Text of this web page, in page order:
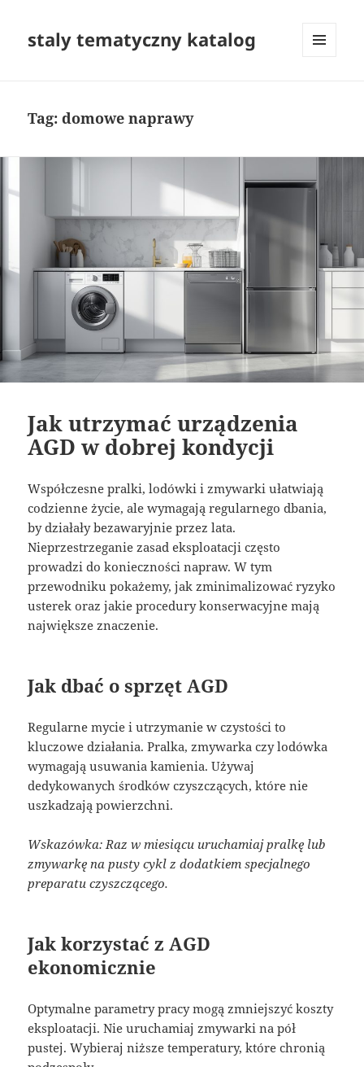
staly tematyczny katalog
Tag:domowe naprawy
Jak utrzymać urządzenia
AGD w dobrej kondycji
Współczesne pralki, lodówki i zmywarki ułatwiają
codzienne życie, ale wymagają regularnego dbania,
by działały bezawaryjnie przez lata.
Nieprzestrzeganie zasad eksploatacji często
prowadzi do konieczności napraw. W tym
przewodniku pokażemy, jak zminimalizować ryzyko
usterek oraz jakie procedury konserwacyjne mają
największe znaczenie.
Jak dbać o sprzęt AGD
Regularne mycie i utrzymanie w czystości to
kluczowe działania. Pralka, zmywarka czy lodówka
wymagają usuwania kamienia. Używaj
dedykowanych środków czyszczących, które nie
uszkadzają powierzchni.
Wskazówka: Raz w miesiącu uruchamiaj pralkę lub
zmywarkę na pusty cykl z dodatkiem specjalnego
preparatu czyszczącego.
Jak korzystać z AGD
ekonomicznie
Optymalne parametry pracy mogą zmniejszyć koszty
eksploatacji. Nie uruchamiaj zmywarki na pół
pustej. Wybieraj niższe temperatury, które chronią